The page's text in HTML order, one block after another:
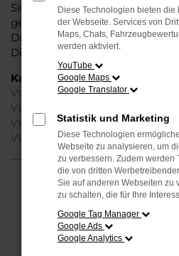
Sie einen erheblichen
genießen zudem einen
Das beginnt bei der Beratung
Dienstleistungen unserer
Kategorie
VW Golf Jahreswagen Magdeburg
VW Golf Gebrauchtwagen
VW Golf Neuwagen Magdeburg
VW Golf Magdeburg
FEHLER:
Beim Laden ist ein Fehler
Hier sind ein paar Tipps, die
Diese Technologien bieten
der Webseite. Services von
Maps, Chats,
werden aktiviert.
YouTube
Google Maps
Google Translator
Statistik und Marketing
Diese Technologien
Webseite zu analysieren, um
zu verbessern. Zudem werden
die von dritten
Sie auf anderen Webseiten zu
zu schalten, die für Ihre
Google Tag Manager
Google Ads
Google Analytics